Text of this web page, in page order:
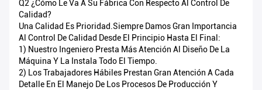
Q2 ¿Cómo Le Va A Su Fábrica Con Respecto Al Control De
Calidad?
Una Calidad Es Prioridad.Siempre Damos Gran Importancia
Al Control De Calidad Desde El Principio Hasta El Final:
1) Nuestro Ingeniero Presta Más Atención Al Diseño De La
Máquina Y La Instala Todo El Tiempo.
2) Los Trabajadores Hábiles Prestan Gran Atención A Cada
Detalle En El Manejo De Los Procesos De Producción Y